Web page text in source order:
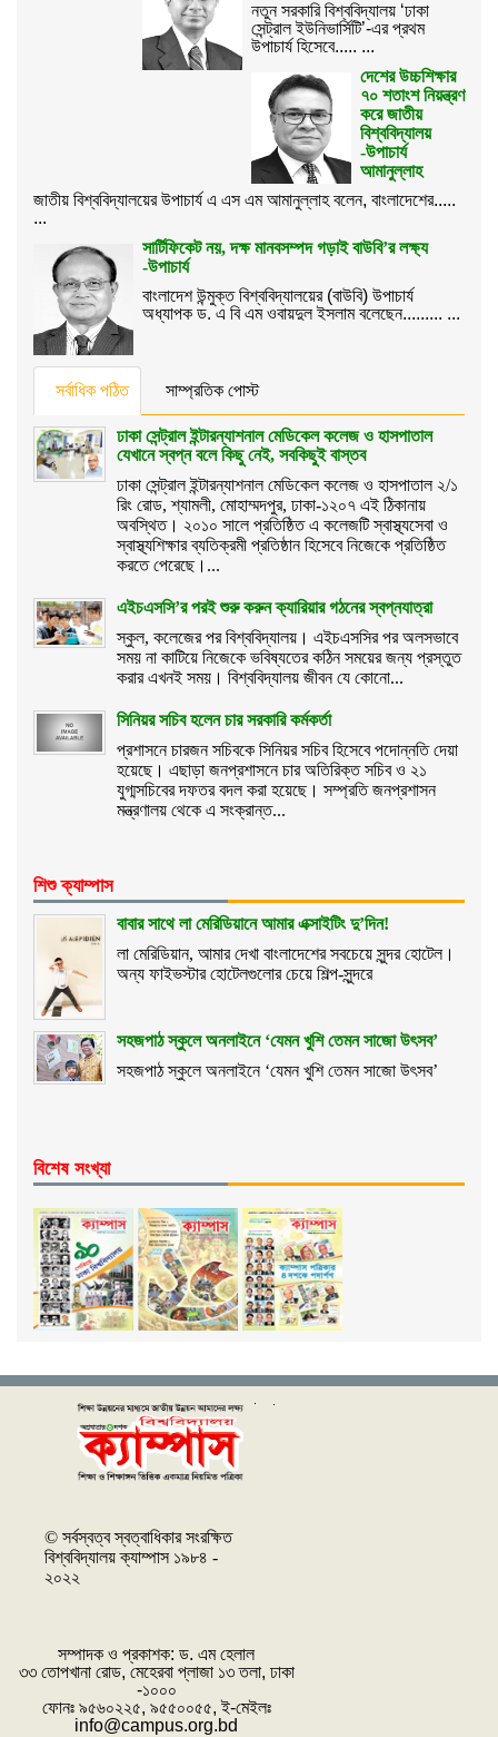
নতুন সরকারি বিশ্ববিদ্যালয় ‘ঢাকা
সেন্ট্রাল ইউনিভার্সিটি’-এর প্রথম
উপাচার্য হিসেবে..... ...
দেশের উচ্চশিক্ষার
৭০ শতাংশ নিয়ন্ত্রণ
করে জাতীয়
বিশ্ববিদ্যালয়
-উপাচার্য
আমানুল্লাহ
জাতীয় বিশ্ববিদ্যালয়ের উপাচার্য এ এস এম আমানুল্লাহ বলেন, বাংলাদেশের.....
...
সার্টিফিকেট নয়, দক্ষ মানবসম্পদ গড়াই বাউবি’র লক্ষ্য
-উপাচার্য
বাংলাদেশ উন্মুক্ত বিশ্ববিদ্যালয়ের (বাউবি) উপাচার্য
অধ্যাপক ড. এ বি এম ওবায়দুল ইসলাম বলেছেন......... ...
সর্বাধিক পঠিত সাম্প্রতিক পোস্ট
ঢাকা সেন্ট্রাল ইন্টারন্যাশনাল মেডিকেল কলেজ ও হাসপাতাল
যেখানে স্বপ্ন বলে কিছু নেই, সবকিছুই বাস্তব
ঢাকা সেন্ট্রাল ইন্টারন্যাশনাল মেডিকেল কলেজ ও হাসপাতাল ২/১
রিং রোড, শ্যামলী, মোহাম্মদপুর, ঢাকা-১২০৭ এই ঠিকানায়
অবস্থিত। ২০১০ সালে প্রতিষ্ঠিত এ কলেজটি স্বাস্থ্যসেবা ও
স্বাস্থ্যশিক্ষার ব্যতিক্রমী প্রতিষ্ঠান হিসেবে নিজেকে প্রতিষ্ঠিত
করতে পেরেছে।...
এইচএসসি’র পরই শুরু করুন ক্যারিয়ার গঠনের স্বপ্নযাত্রা
স্কুল, কলেজের পর বিশ্ববিদ্যালয়। এইচএসসির পর অলসভাবে
সময় না কাটিয়ে নিজেকে ভবিষ্যতের কঠিন সময়ের জন্য প্রস্তুত
করার এখনই সময়। বিশ্ববিদ্যালয় জীবন যে কোনো...
সিনিয়র সচিব হলেন চার সরকারি কর্মকর্তা
প্রশাসনে চারজন সচিবকে সিনিয়র সচিব হিসেবে পদোন্নতি দেয়া
হয়েছে। এছাড়া জনপ্রশাসনে চার অতিরিক্ত সচিব ও ২১
যুগ্মসচিবের দফতর বদল করা হয়েছে। সম্প্রতি জনপ্রশাসন
মন্ত্রণালয় থেকে এ সংক্রান্ত...
শিশু ক্যাম্পাস
বাবার সাথে লা মেরিডিয়ানে আমার এক্সাইটিং দু’দিন!
লা মেরিডিয়ান, আমার দেখা বাংলাদেশের সবচেয়ে সুন্দর হোটেল।
অন্য ফাইভস্টার হোটেলগুলোর চেয়ে শিল্প-সুন্দরে
সহজপাঠ স্কুলে অনলাইনে ‘যেমন খুশি তেমন সাজো উৎসব’
সহজপাঠ স্কুলে অনলাইনে ‘যেমন খুশি তেমন সাজো উৎসব’
বিশেষ সংখ্যা
© সর্বস্বত্ব স্বত্বাধিকার সংরক্ষিত
বিশ্ববিদ্যালয় ক্যাম্পাস ১৯৮৪ -
২০২২
সম্পাদক ও প্রকাশক: ‌ড. এম হেলাল
৩৩ তোপখানা রোড, মেহেরবা প্লাজা ১৩ তলা, ঢাকা
-১০০০
ফোনঃ ৯৫৬০২২৫, ৯৫৫০০৫৫, ই-মেইলঃ
info@campus.org.bd